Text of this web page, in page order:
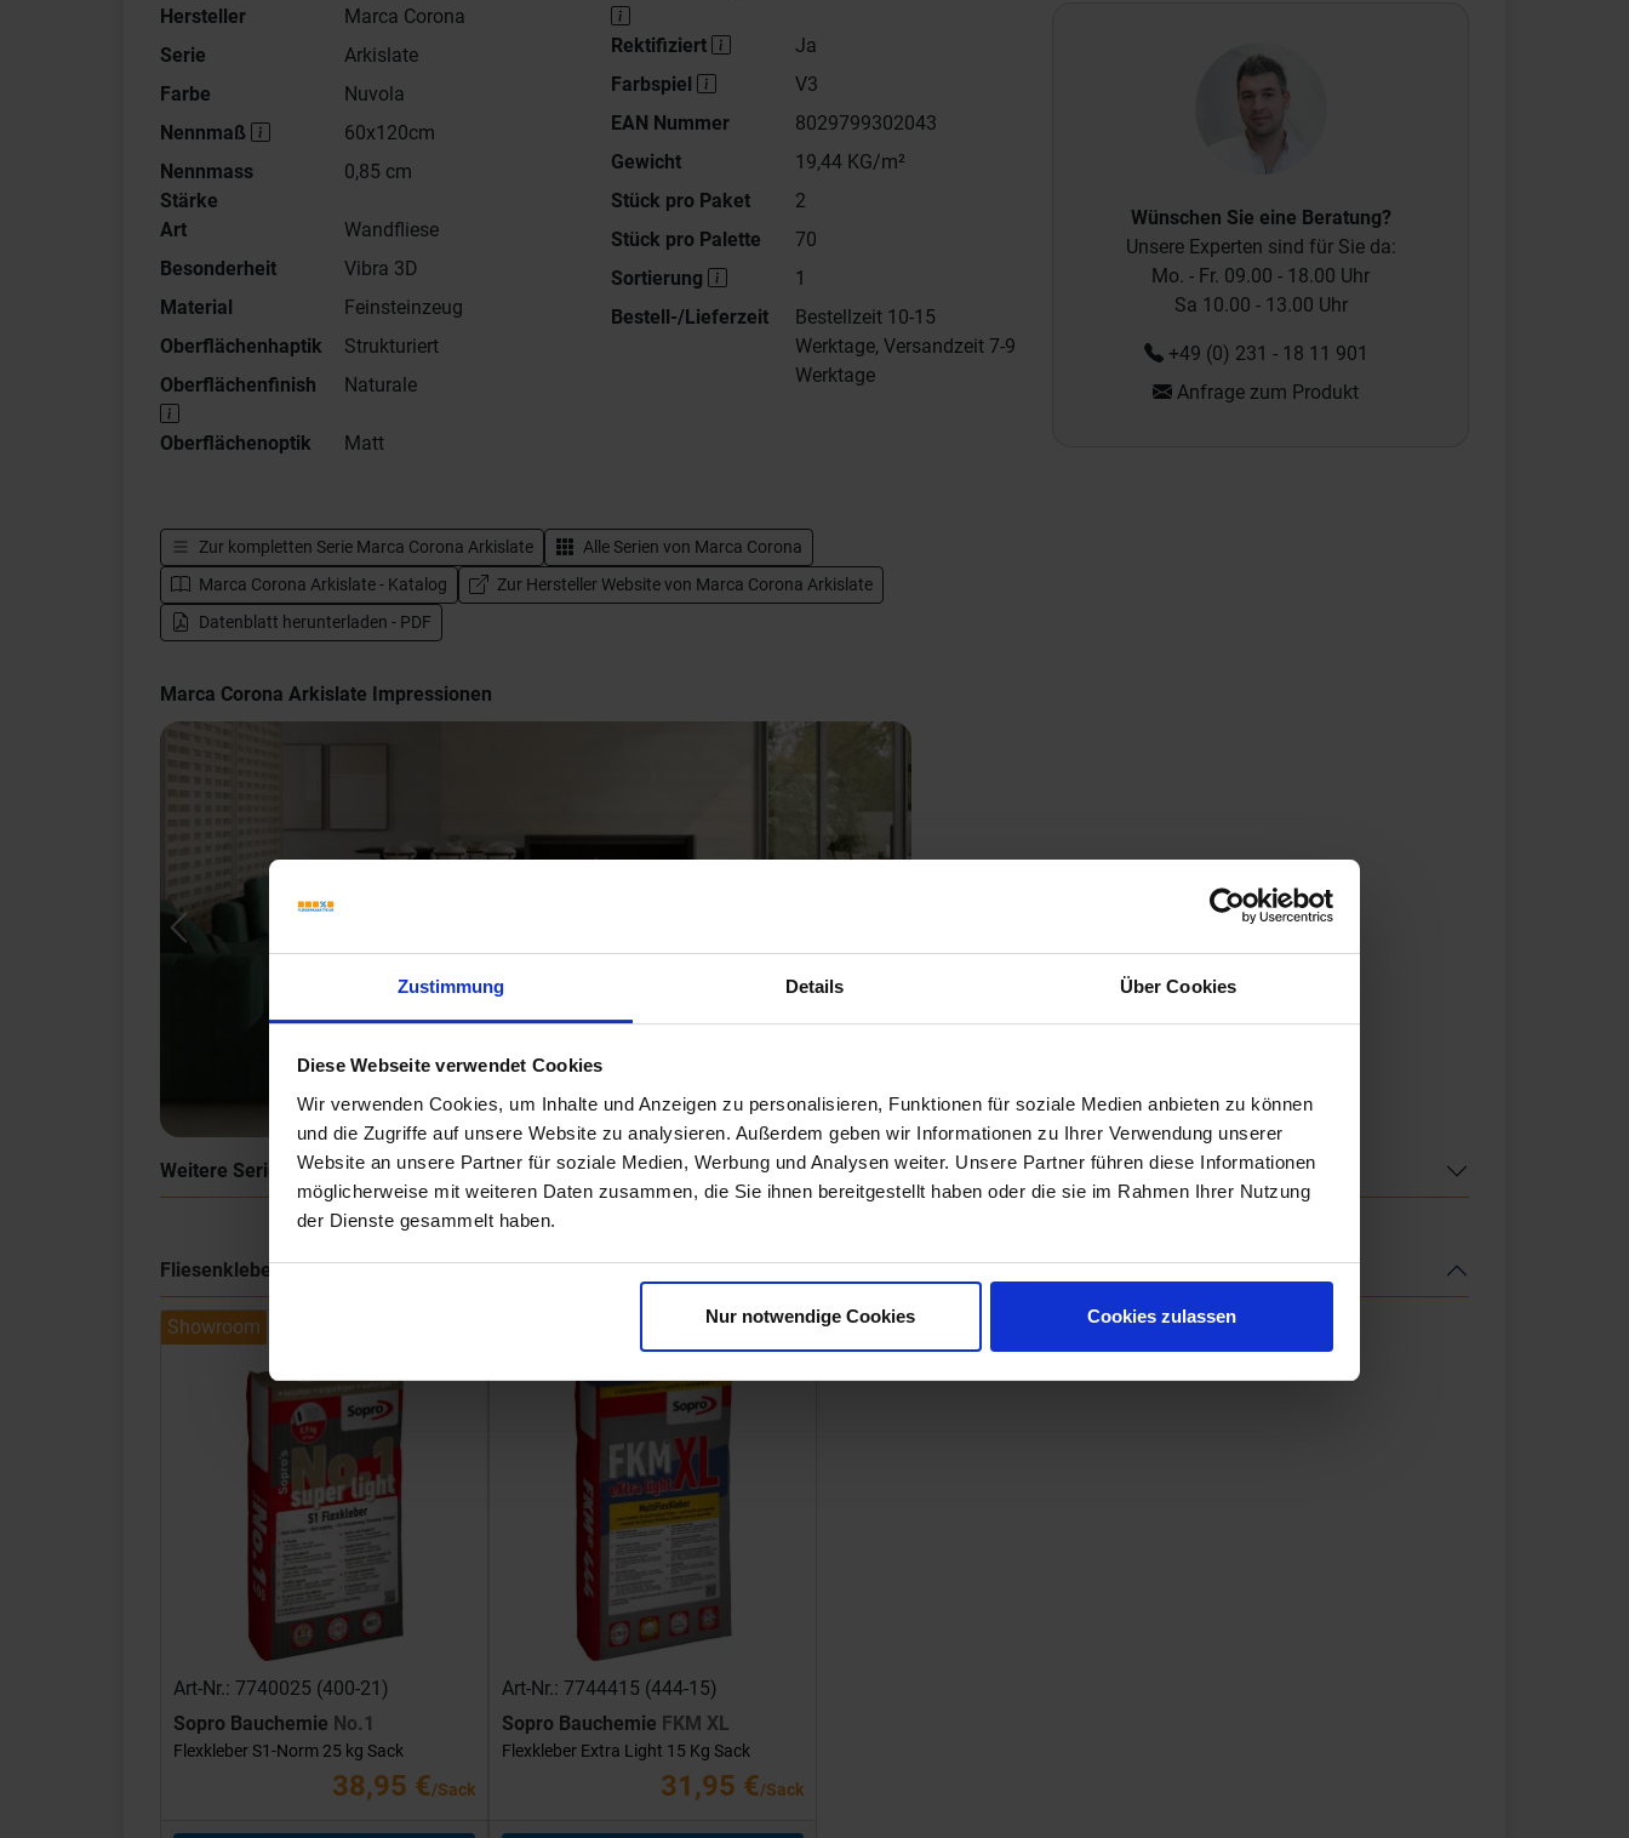
Zustimmung Details Über Cookies
Diese Webseite verwendet Cookies
Wir verwenden Cookies, um Inhalte und Anzeigen zu personalisieren, Funktionen für soziale Medien anbieten zu können
und die Zugriffe auf unsere Website zu analysieren. Außerdem geben wir Informationen zu Ihrer Verwendung unserer
Website an unsere Partner für soziale Medien, Werbung und Analysen weiter. Unsere Partner führen diese Informationen
möglicherweise mit weiteren Daten zusammen, die Sie ihnen bereitgestellt haben oder die sie im Rahmen Ihrer Nutzung
der Dienste gesammelt haben.
Nur notwendige Cookies Cookies zulassen
Hersteller
Marca Corona
Serie
Arkislate
Farbe
Nuvola
Nennmaß
60x120cm
Nennmass
Stärke
0,85 cm
Art
Wandfliese
Besonderheit
Vibra 3D
Material
Feinsteinzeug
Oberflächenhaptik
Strukturiert
Oberflächenfinish
Naturale
Oberflächenoptik Matt
Rektifiziert
Ja
Farbspiel
V3
EAN Nummer
8029799302043
Gewicht
19,44 KG/m²
Stück pro Paket
2
Stück pro Palette
70
Sortierung
1
Bestell-/Lieferzeit
Bestellzeit 10-15
Werktage, Versandzeit 7-9
Werktage
Zur kompletten Serie Marca Corona Arkislate Alle Serien von Marca Corona
Marca Corona Arkislate - Katalog
Zur Hersteller Website von Marca Corona Arkislate
Datenblatt herunterladen - PDF
Wünschen Sie eine Beratung?
Unsere Experten sind für Sie da:
Mo. - Fr. 09.00 - 18.00 Uhr
Sa 10.00 - 13.00 Uhr
+49 (0) 231 - 18 11 901
Anfrage zum Produkt
Marca Corona Arkislate Impressionen
Previous
Weitere Serien von Marca Corona
Fliesenkleber
Showroom
Art-Nr.: 7740025 (400-21)
Sopro Bauchemie No.1
Flexkleber S1-Norm 25 kg Sack
38,95 €/Sack
Art-Nr.: 7744415 (444-15)
Sopro Bauchemie FKM XL
Flexkleber Extra Light 15 Kg Sack
31,95 €/Sack